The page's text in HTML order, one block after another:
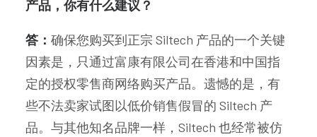
产品，你有什么建议？
答： 确保您购买到正宗 Siltech 产品的一个关键
因素是，只通过富康有限公司在香港和中国指
定的授权零售商网络购买产品。遗憾的是，有
些不法卖家试图以低价销售假冒的 Siltech 产
品。与其他知名品牌一样，Siltech 也经常被仿